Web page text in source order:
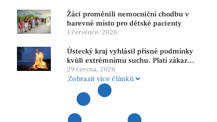
Žáci proměnili nemocniční chodbu v
barevné místo pro dětské pacienty
1 července, 2026
Ústecký kraj vyhlásil přísné podmínky
kvůli extrémnímu suchu. Platí zákaz
ohňů i pyrotechniky
29 června, 2026
Zobrazit více článků